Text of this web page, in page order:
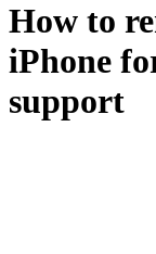
How to
iPhone
support